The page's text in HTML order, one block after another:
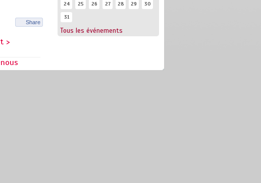
24
25 26 27 28 29
30
31
Tous les événements
Share
>